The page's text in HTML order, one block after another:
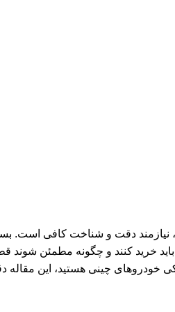
، نیازمند دقت و شناخت کافی است.
خرید کنند و چگونه مطمئن شوند
خودروهای چینی هستید، این مقاله